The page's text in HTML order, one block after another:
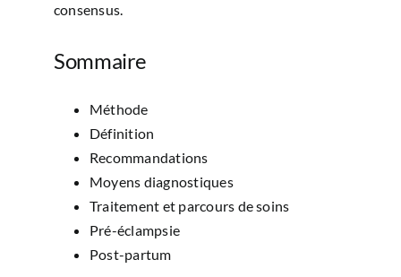
consensus.
Sommaire
Méthode
Définition
Recommandations
Moyens diagnostiques
Traitement et parcours de soins
Pré-éclampsie
Post-partum